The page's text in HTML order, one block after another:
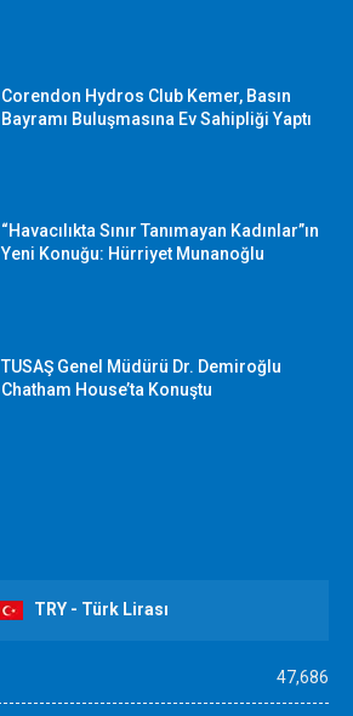
Corendon Hydros Club Kemer, Basın
Bayramı Buluşmasına Ev Sahipliği Yaptı
“Havacılıkta Sınır Tanımayan Kadınlar”ın
Yeni Konuğu: Hürriyet Munanoğlu
TUSAŞ Genel Müdürü Dr. Demiroğlu
Chatham House’ta Konuştu
TRY - Türk Lirası
47,686